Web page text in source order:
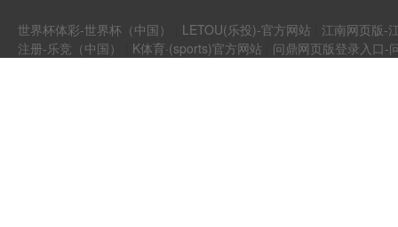
世界杯体彩-世界杯（中国） LETOU(乐投)-官方网站
江南网页版-
注册-乐竞（中国）
K体育·(sports)官方网站 问鼎网页版登录入口-